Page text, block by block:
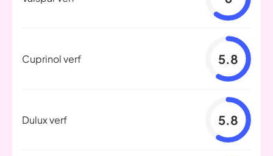
Cuprinol verf 5.8
Dulux verf 5.8